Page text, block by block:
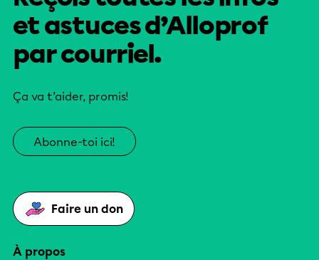
et astuces d’Alloprof
par courriel.
Ça va t’aider, promis!
Abonne-toi ici!
Faire un don
À propos